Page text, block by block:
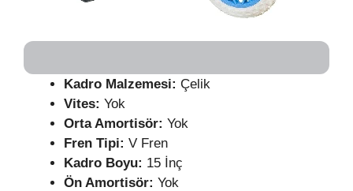
Kadro Malzemesi: Çelik
Vites: Yok
Orta Amortisör: Yok
Fren Tipi: V Fren
Kadro Boyu: 15 İnç
Ön Amortisör: Yok